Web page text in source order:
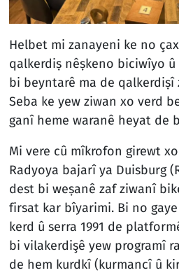
Helbet mi zanayeni ke no
qalkerdiṣ nêṣkeno biciwîyo
bi beyntarê ma de qalkerdiṣî
Seba ke yew ziwan xo verd
ganî heme waranê heyat de
Mi vere cû mîkrofon girewt xo
Radyoya bajarî ya Duisburg
dest bi weṣanê zaf ziwanî
firsat kar bîyarimi. Bi no
kerd û serra 1991 de
bi vilakerdişê yew programî
de hem kurdkî (kurmancî û